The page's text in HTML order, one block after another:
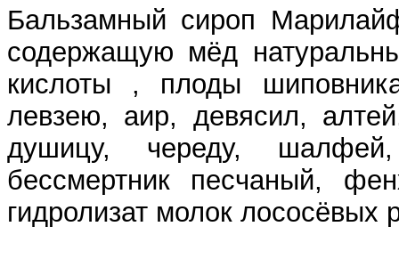
Бальзамный сироп
содержащую мёд
кислоты , плоды
левзею, аир, девясил,
душицу, череду,
бессмертник песчаный,
гидролизат молок лососёвых